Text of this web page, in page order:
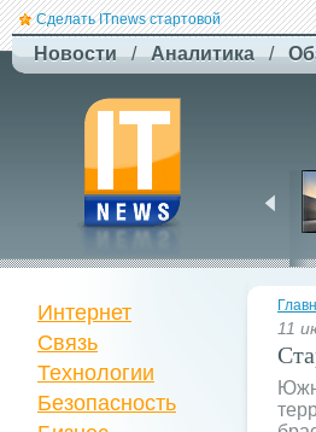
Сделать ITnews стартовой
Новости / Аналитика /
повітряний штурм за
участю роботів
11
Интернет
Связь
Технологии
Безопасность